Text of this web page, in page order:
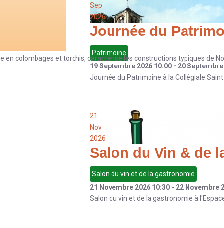
en colombages et torchis, caractérise les constructions typiques de
Sep
2026
Journée du
Patrimoine
19 Septembre 2026 10:00 - 20
Journée du Patrimoine à la Collégiale
21
Nov
2026
Salon du Vin & de
Salon du vin et de la gastronomie
21 Novembre 2026 10:30 - 22 Novembre
Salon du vin et de la gastronomie à